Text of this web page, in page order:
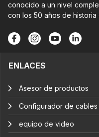
conocido a un nivel
con los 50 años de historia
ENLACES
Asesor de productos
Configurador de cables
equipo de video